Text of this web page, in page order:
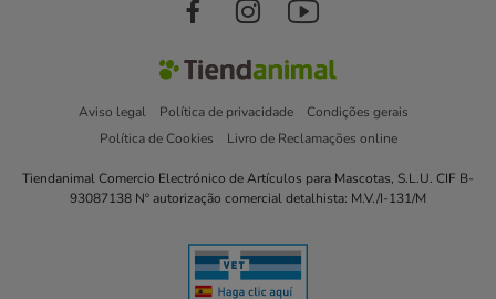
Aviso legal Política de privacidade
Condições gerais
Política de Cookies
Livro de Reclamações online
Tiendanimal Comercio Electrónico de Artículos para Mascotas, S.L.U. CIF B-
93087138 Nº autorização comercial detalhista: M.V./I-131/M